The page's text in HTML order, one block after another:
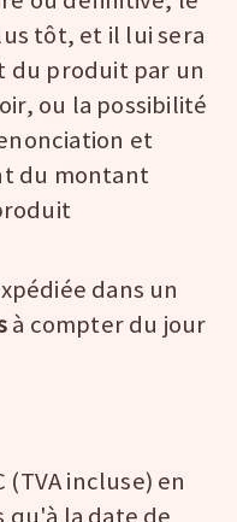
tôt, et il lui sera
du produit par un
ou la possibilité
et
du montant
dans un
à compter du jour
(TVA incluse) en